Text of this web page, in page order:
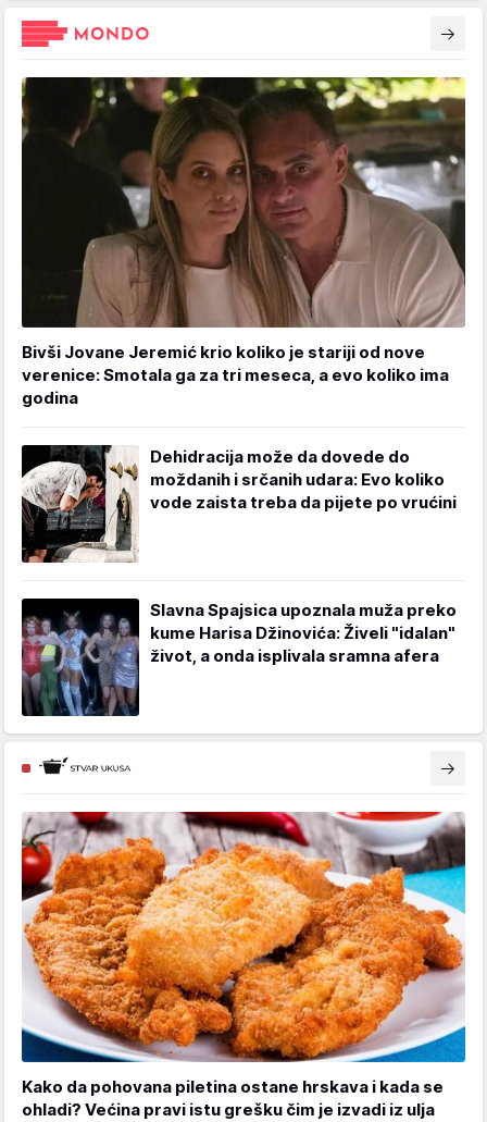
Bivši Jovane Jeremić krio koliko je stariji od nove
verenice: Smotala ga za tri meseca, a evo koliko ima
godina
Dehidracija može da dovede do
moždanih i srčanih udara: Evo koliko
vode zaista treba da pijete po vrućini
Slavna Spajsica upoznala muža preko
kume Harisa Džinovića: Živeli "idalan"
život, a onda isplivala sramna afera
Kako da pohovana piletina ostane hrskava i kada se
ohladi? Većina pravi istu grešku čim je izvadi iz ulja